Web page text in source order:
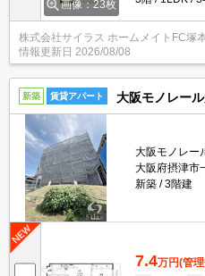
画像：23枚
株式会社サイラス ホームメイトFC塚
情報更新日 2026/08/08
新築 賃貸アパート 大阪モノレール大
大阪モノレー
大阪府摂津市
新築
3階建
7.4万円(管